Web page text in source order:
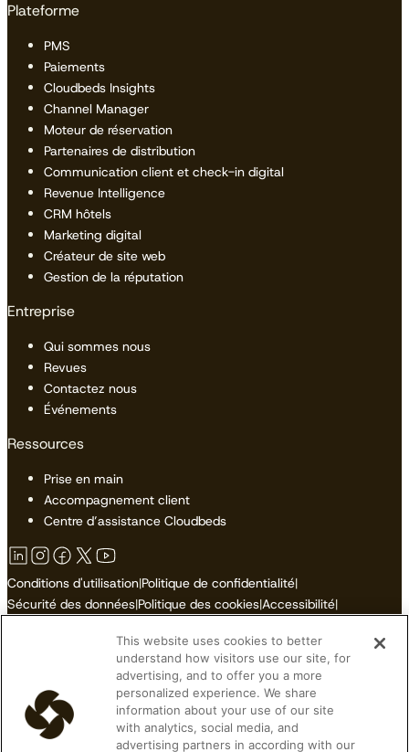
Plateforme
PMS
Paiements
Cloudbeds Insights
Channel Manager
Moteur de réservation
Partenaires de distribution
Communication client et check-in digital
Revenue Intelligence
CRM hôtels
Marketing digital
Créateur de site web
Gestion de la réputation
Entreprise
Qui sommes nous
Revues
Contactez nous
Événements
Ressources
Prise en main
Accompagnement client
Centre d’assistance Cloudbeds
Conditions d'utilisation|Politique de confidentialité|
Sécurité des données|Politique des cookies|Accessibilité|
Ne pas vendre ni partager mes informations personnelles
© 2026 Cloudbeds. Tous droits réservés.
This website uses cookies to better
understand how visitors use our site, for
advertising, and to offer you a more
personalized experience. We share
information about your use of our site
with analytics, social media, and
advertising partners in according with our